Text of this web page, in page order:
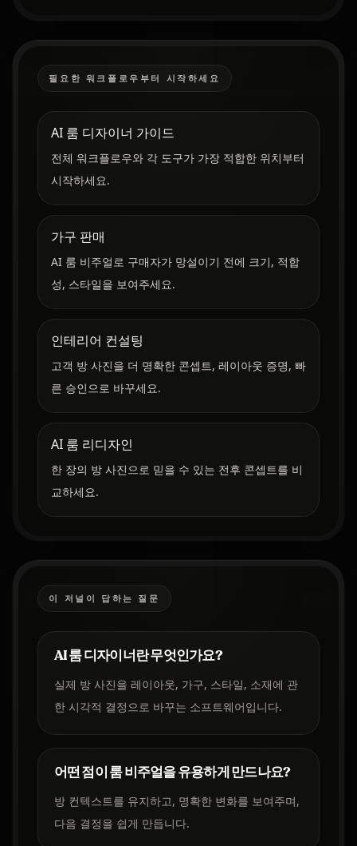
필요한 워크플로우부터 시작하세요
AI 룸 디자이너 가이드
전체 워크플로우와 각 도구가 가장 적합한 위치부터
시작하세요.
가구 판매
AI 룸 비주얼로 구매자가 망설이기 전에 크기, 적합
성, 스타일을 보여주세요.
인테리어 컨설팅
고객 방 사진을 더 명확한 콘셉트, 레이아웃 증명, 빠
른 승인으로 바꾸세요.
AI 룸 리디자인
한 장의 방 사진으로 믿을 수 있는 전후 콘셉트를 비
교하세요.
이 저널이 답하는 질문
AI 룸 디자이너란 무엇인가요?
실제 방 사진을 레이아웃, 가구, 스타일, 소재에 관
한 시각적 결정으로 바꾸는 소프트웨어입니다.
어떤 점이 룸 비주얼을 유용하게 만드나요?
방 컨텍스트를 유지하고, 명확한 변화를 보여주며,
다음 결정을 쉽게 만듭니다.